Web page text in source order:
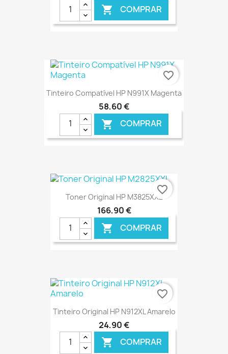
 COMPRAR
€ ONLINE
Tinteiro Compatível HP N991X Magenta
58,60 €
 COMPRAR
€ ONLINE
favorite_border
Toner Original HP M3825XXL
166,90 €
 COMPRAR
€ ONLINE
favorite_border
Tinteiro Original HP N912XL Amarelo
24,90 €
 COMPRAR
favorite_border